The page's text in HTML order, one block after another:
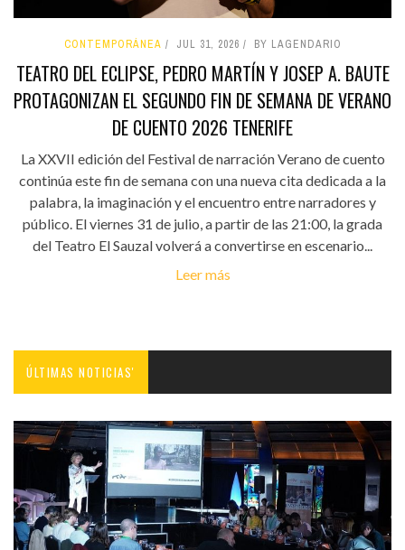
CONTEMPORÁNEA JUL 31, 2026 BY LAGENDARIO
TEATRO DEL ECLIPSE, PEDRO MARTÍN Y JOSEP A. BAUTE
PROTAGONIZAN EL SEGUNDO FIN DE SEMANA DE VERANO
DE CUENTO 2026 TENERIFE
La XXVII edición del Festival de narración Verano de cuento
continúa este fin de semana con una nueva cita dedicada a la
palabra, la imaginación y el encuentro entre narradores y
público. El viernes 31 de julio, a partir de las 21:00, la grada
del Teatro El Sauzal volverá a convertirse en escenario...
Leer más
ÚLTIMAS NOTICIAS'